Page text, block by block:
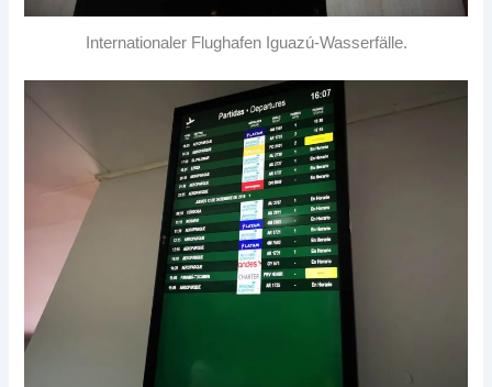
Internationaler Flughafen Iguazú-Wasserfälle.